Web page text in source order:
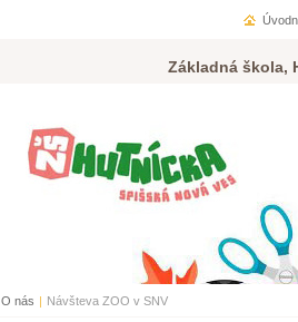
Základná škola,
O nás | Návšteva ZOO v SNV